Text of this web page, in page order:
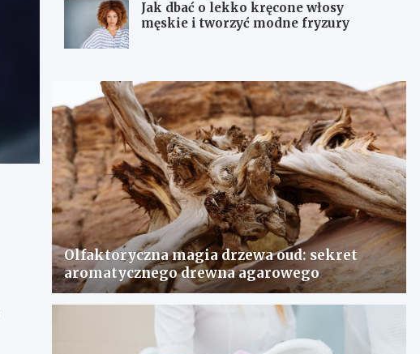
Jak dbać o lekko kręcone włosy
męskie i tworzyć modne fryzury
Olfaktoryczna magia drzewa oud: sekret
aromatycznego drewna agarowego